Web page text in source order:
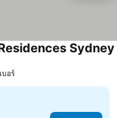
Sydney
บอร์